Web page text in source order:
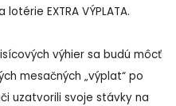
EXTRA VÝPLATA.
výhier sa budú môcť
mesačných „výplat“ po
uzatvorili svoje stávky na